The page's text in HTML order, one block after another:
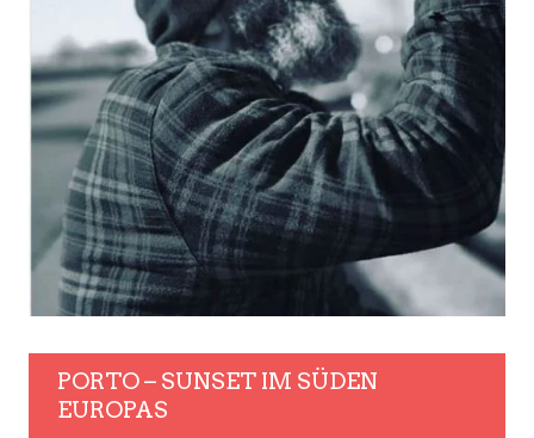
PORTO – SUNSET IM SÜDEN
EUROPAS